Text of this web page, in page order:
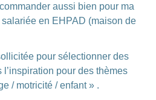
commander aussi bien pour ma
en EHPAD (maison de
pour sélectionner des
l’inspiration pour des thèmes
/ motricité / enfant » .